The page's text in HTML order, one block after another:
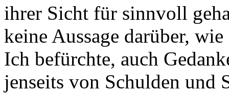
ihrer Sicht für sinnvoll
keine Aussage darüber,
Ich befürchte, auch
jenseits von Schulden und